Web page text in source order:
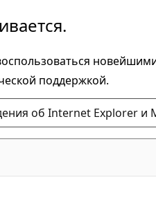
поддержкой.
об Internet Explorer и